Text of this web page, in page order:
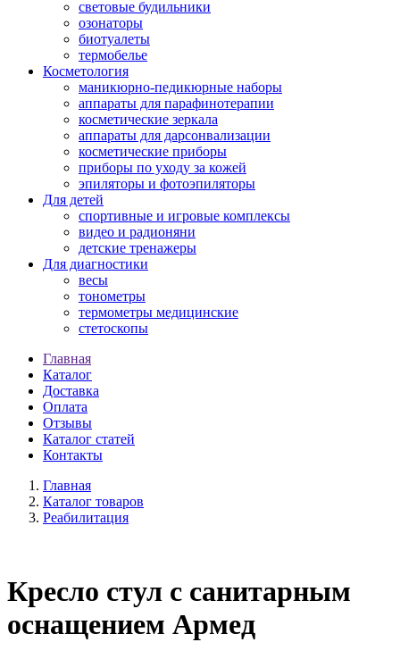
световые будильники
озонаторы
биотуалеты
термобелье
Косметология
маникюрно-педикюрные наборы
аппараты для парафинотерапии
косметические зеркала
аппараты для дарсонвализации
косметические приборы
приборы по уходу за кожей
эпиляторы и фотоэпиляторы
Для детей
спортивные и игровые комплексы
видео и радионяни
детские тренажеры
Для диагностики
весы
тонометры
термометры медицинские
стетоскопы
Главная
Каталог
Доставка
Оплата
Отзывы
Каталог статей
Контакты
Главная
Каталог товаров
Реабилитация
Кресло стул с санитарным
оснащением Армед